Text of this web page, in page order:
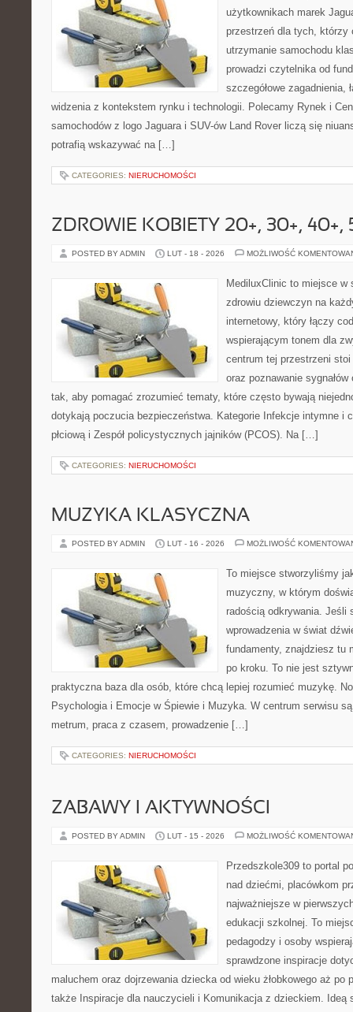
użytkownikach marek
przestrzeń dla tych, którzy
utrzymanie samochodu
prowadzi czytelnika od
szczegółowe zagadnienia,
widzenia z kontekstem rynku i technologii. Polecamy Rynek i
samochodów z logo Jaguara i SUV-ów Land Rover liczą się
potrafią wskazywać na […]
CATEGORIES: NIERUCHOMOŚCI
ZDROWIE KOBIETY 20+, 30+, 40+,
POSTED BY ADMIN LUT - 18 - 2026 MOŻLIWOŚĆ
MediluxClinic to miejsce
zdrowiu dziewczyn na
internetowy, który łączy
wspierającym tonem dla
centrum tej przestrzeni
oraz poznawanie
tak, aby pomagać zrozumieć tematy, które często bywają
dotykają poczucia bezpieczeństwa. Kategorie Infekcje intymne i
płciową i Zespół policystycznych jajników (PCOS). Na […]
CATEGORIES: NIERUCHOMOŚCI
MUZYKA KLASYCZNA
POSTED BY ADMIN LUT - 16 - 2026 MOŻLIWOŚĆ
To miejsce stworzyliśmy
muzyczny, w którym
radością odkrywania. Jeśli
wprowadzenia w świat
fundamenty, znajdziesz tu
po kroku. To nie jest
praktyczna baza dla osób, które chcą lepiej rozumieć muzykę.
Psychologia i Emocje w Śpiewie i Muzyka. W centrum serwisu
metrum, praca z czasem, prowadzenie […]
CATEGORIES: NIERUCHOMOŚCI
ZABAWY I AKTYWNOŚCI
POSTED BY ADMIN LUT - 15 - 2026 MOŻLIWOŚĆ
Przedszkole309 to portal
nad dziećmi, placówkom
najważniejsze w
edukacji szkolnej. To
pedagodzy i osoby
sprawdzone inspiracje
maluchem oraz dojrzewania dziecka od wieku żłobkowego aż po
także Inspiracje dla nauczycieli i Komunikacja z dzieckiem. Ideą